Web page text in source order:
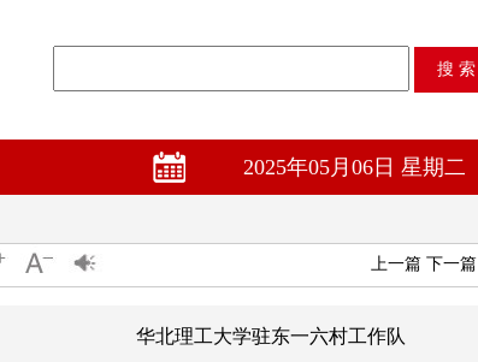
2025年05月06日 星期二
上一篇 下一篇
华北理工大学驻东一六村工作队